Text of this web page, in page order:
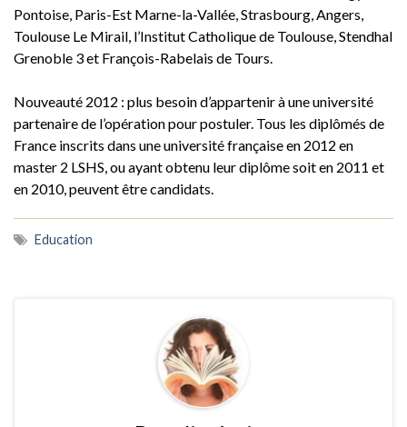
Pontoise, Paris-Est Marne-la-Vallée, Strasbourg, Angers,
Toulouse Le Mirail, l’Institut Catholique de Toulouse, Stendhal
Grenoble 3 et François-Rabelais de Tours.
Nouveauté 2012 : plus besoin d’appartenir à une université
partenaire de l’opération pour postuler. Tous les diplômés de
France inscrits dans une université française en 2012 en
master 2 LSHS, ou ayant obtenu leur diplôme soit en 2011 et
en 2010, peuvent être candidats.
Education